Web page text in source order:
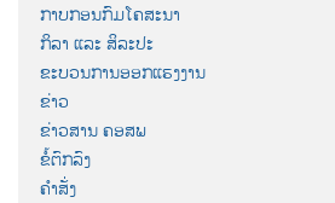
ກາບກອນກົມໂຄສະນາ
ກິລາ ແລະ ສິລະປະ
ຂະບວນການອອກແຮງງານ
ຂ່າວ
ຂ່າວສານ ຄອສພ
ຂໍ້ຕົກລົງ
ຄຳສັ່ງ